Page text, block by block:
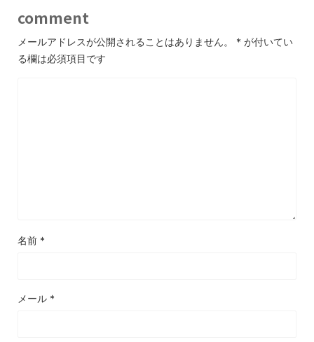
comment
メールアドレスが公開されることはありません。 * が付いてい
る欄は必須項目です
名前 *
メール *